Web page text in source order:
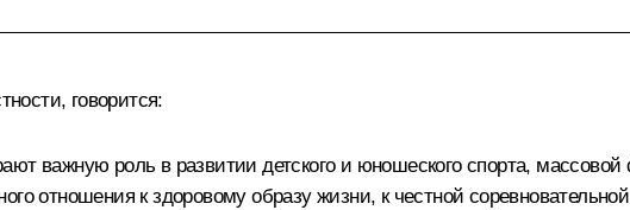
говорится:
важную роль в развитии детского и юношеского спорта,
отношения к здоровому образу жизни, к честной